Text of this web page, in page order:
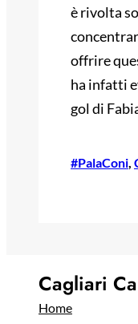
è rivolta
offrire
ha infatti
gol di
#PalaConi,
Cagliari
Home